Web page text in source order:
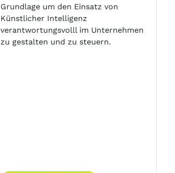
Grundlage um den Einsatz von
Künstlicher Intelligenz
verantwortungsvolll im Unternehmen
zu gestalten und zu steuern.